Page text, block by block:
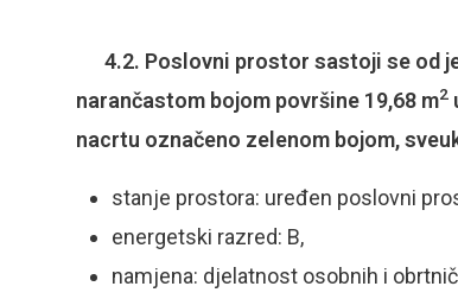
4.2. Poslovni prostor sastoji se od
narančastom bojom površine 19,68 m2
nacrtu označeno zelenom bojom,
stanje prostora: uređen poslovni
energetski razred: B,
namjena: djelatnost osobnih i